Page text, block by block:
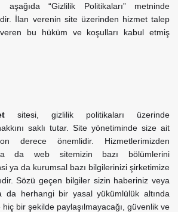
aşağıda “Gizlilik Politikaları” metninde
İlan verenin site üzerinden hizmet talep
bu hüküm ve koşulları kabul etmiş
sitesi, gizlilik politikaları üzerinde
saklı tutar. Site yönetiminde size ait
derece önemlidir. Hizmetlerimizden
da web sitemizin bazı bölümlerini
ya da kurumsal bazı bilgilerinizi şirketimize
Sözü geçen bilgiler sizin haberiniz veya
da herhangi bir yasal yükümlülük altında
hiç bir şekilde paylaşılmayacağı, güvenlik ve